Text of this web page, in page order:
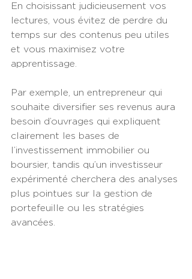
En choisissant judicieusement vos
lectures, vous évitez de perdre du
temps sur des contenus peu utiles
et vous maximisez votre
apprentissage.
Par exemple, un entrepreneur qui
souhaite diversifier ses revenus aura
besoin d’ouvrages qui expliquent
clairement les bases de
l’investissement immobilier ou
boursier, tandis qu’un investisseur
expérimenté cherchera des analyses
plus pointues sur la gestion de
portefeuille ou les stratégies
avancées.